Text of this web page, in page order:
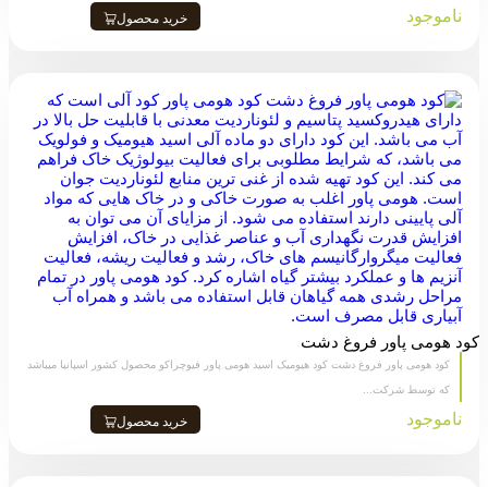
ناموجود خرید محصول
کود هومی پاور فروغ دشت
کود هومی پاور فروغ دشت کود هیومیک اسید هومی پاور فیوچراکو محصول کشور اسپانیا میباشد
که توسط شرکت...
ناموجود خرید محصول